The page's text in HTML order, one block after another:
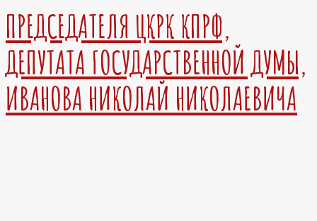
ПРЕДСЕДАТЕЛЯ ЦКРК КПРФ,
ДЕПУТАТА ГОСУДАРСТВЕННОЙ ДУМЫ,
ИВАНОВА НИКОЛАЙ НИКОЛАЕВИЧА